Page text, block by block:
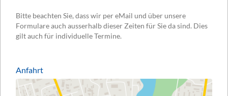
Bitte beachten Sie, dass wir per eMail und über unsere
Formulare auch ausserhalb dieser Zeiten für Sie da sind. Dies
gilt auch für individuelle Termine.
Anfahrt